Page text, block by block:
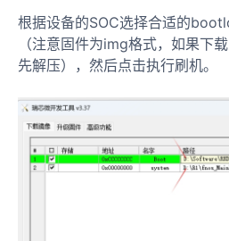
根据设备的SOC选择合适的
（注意固件为img格式，如果下
先解压），然后点击执行刷机。